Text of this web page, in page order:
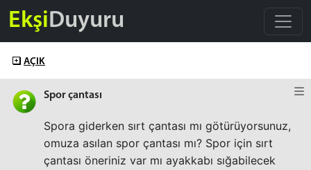
EkşiDuyuru
AÇIK
Spor çantası
Spora giderken sırt çantası mı götürüyorsunuz,
omuza asılan spor çantası mı? Spor için sırt
çantası öneriniz var mı ayakkabı sığabilecek